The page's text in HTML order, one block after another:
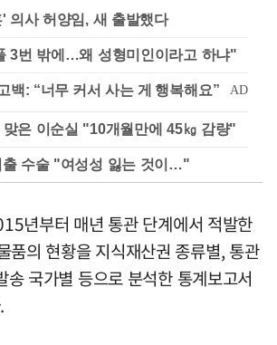
의사 허양임, 새 출발했다
3번 밖에…왜 성형미인이라고 하냐"
맞은 이순실 "10개월만에 45㎏ 감량"
출 수술 "여성성 잃는 것이…"
년부터 매년 통관 단계에서 적발한
품의 현황을 지식재산권 종류별, 통관
송 국가별 등으로 분석한 통계보고서